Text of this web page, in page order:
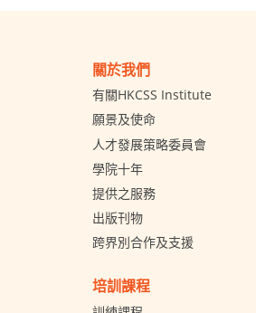
關於我們
有關HKCSS Institute
願景及使命
人才發展策略委員會
學院十年
提供之服務
出版刊物
跨界別合作及支援
培訓課程